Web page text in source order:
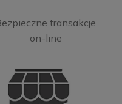
transakcje
on-line